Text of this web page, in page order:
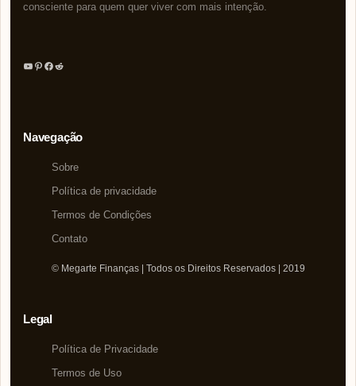
consciente para quem quer viver com mais intenção.
Youtube
Pinterest
Facebook
Reddit
Navegação
Sobre
Política de privacidade
Termos de Condições
Contato
© Megarte Finanças | Todos os Direitos Reservados | 2019
Legal
Política de Privacidade
Termos de Uso